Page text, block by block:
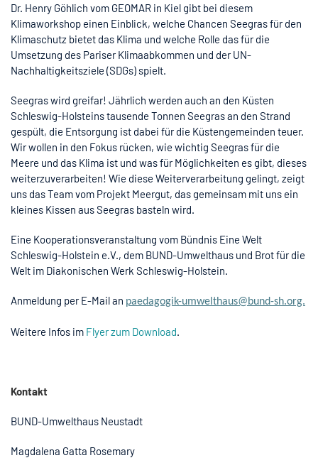
Dr. Henry Göhlich vom GEOMAR in Kiel gibt bei diesem
Klimaworkshop einen Einblick, welche Chancen Seegras für den
Klimaschutz bietet das Klima und welche Rolle das für die
Umsetzung des Pariser Klimaabkommen und der UN-
Nachhaltigkeitsziele (SDGs) spielt.
Seegras wird greifar! Jährlich werden auch an den Küsten
Schleswig-Holsteins tausende Tonnen Seegras an den Strand
gespült, die Entsorgung ist dabei für die Küstengemeinden teuer.
Wir wollen in den Fokus rücken, wie wichtig Seegras für die
Meere und das Klima ist und was für Möglichkeiten es gibt, dieses
weiterzuverarbeiten! Wie diese Weiterverarbeitung gelingt, zeigt
uns das Team vom Projekt Meergut, das gemeinsam mit uns ein
kleines Kissen aus Seegras basteln wird.
Eine Kooperationsveranstaltung vom Bündnis Eine Welt
Schleswig-Holstein e.V., dem BUND-Umwelthaus und Brot für die
Welt im Diakonischen Werk Schleswig-Holstein.
Anmeldung per E-Mail an paedagogik-umwelthaus@bund-sh.org.
Weitere Infos im Flyer zum Download
Kontakt
BUND-Umwelthaus Neustadt
Magdalena Gatta Rosemary